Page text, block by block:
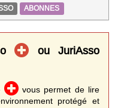
ABONNES
ou JuriAsso
vous permet de lire
protégé et